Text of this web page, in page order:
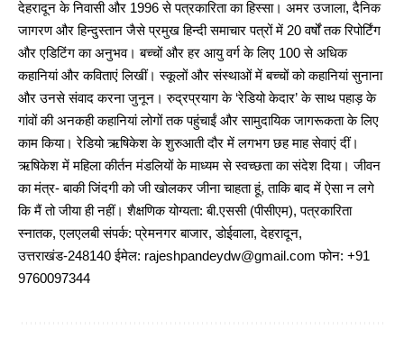
देहरादून के निवासी और 1996 से पत्रकारिता का हिस्सा। अमर उजाला, दैनिक
जागरण और हिन्दुस्तान जैसे प्रमुख हिन्दी समाचार पत्रों में 20 वर्षों तक रिपोर्टिंग
और एडिटिंग का अनुभव। बच्चों और हर आयु वर्ग के लिए 100 से अधिक
कहानियां और कविताएं लिखीं। स्कूलों और संस्थाओं में बच्चों को कहानियां सुनाना
और उनसे संवाद करना जुनून। रुद्रप्रयाग के ‘रेडियो केदार’ के साथ पहाड़ के
गांवों की अनकही कहानियां लोगों तक पहुंचाईं और सामुदायिक जागरूकता के लिए
काम किया। रेडियो ऋषिकेश के शुरुआती दौर में लगभग छह माह सेवाएं दीं।
ऋषिकेश में महिला कीर्तन मंडलियों के माध्यम से स्वच्छता का संदेश दिया। जीवन
का मंत्र- बाकी जिंदगी को जी खोलकर जीना चाहता हूं, ताकि बाद में ऐसा न लगे
कि मैं तो जीया ही नहीं। शैक्षणिक योग्यता: बी.एससी (पीसीएम), पत्रकारिता
स्नातक, एलएलबी संपर्क: प्रेमनगर बाजार, डोईवाला, देहरादून,
उत्तराखंड-248140 ईमेल: rajeshpandeydw@gmail.com फोन: +91
9760097344